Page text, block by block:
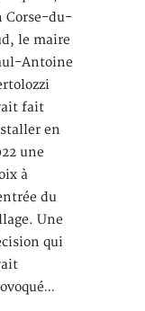
Corse-du-
le maire
Antoine
fait
en
une
à
du
Une
qui